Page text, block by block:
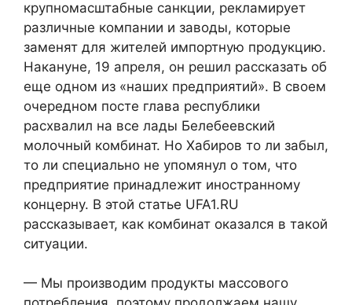
крупномасштабные санкции, рекламирует
различные компании и заводы, которые
заменят для жителей импортную продукцию.
Накануне, 19 апреля, он решил рассказать об
еще одном из «наших предприятий». В своем
очередном посте глава республики
расхвалил на все лады Белебеевский
молочный комбинат. Но Хабиров то ли забыл,
то ли специально не упомянул о том, что
предприятие принадлежит иностранному
концерну. В этой статье UFA1.RU
рассказывает, как комбинат оказался в такой
ситуации.
— Мы производим продукты массового